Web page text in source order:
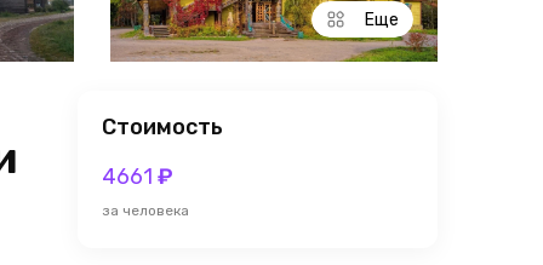
Еще
Стоимость
4661 ₽
за человека